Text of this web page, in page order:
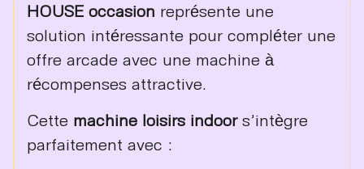
HOUSE occasion représente une
solution intéressante pour compléter une
offre arcade avec une machine à
récompenses attractive.
Cette machine loisirs indoors’intègre
parfaitement avec :